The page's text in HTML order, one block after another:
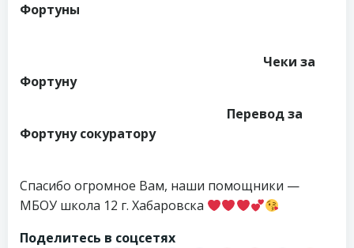
Фортуны
Чеки за
Фортуну
Перевод за
Фортуну сокуратору
Спасибо огромное Вам, наши помощники —
МБОУ школа 12 г. Хабаровска
Поделитесь в соцсетях